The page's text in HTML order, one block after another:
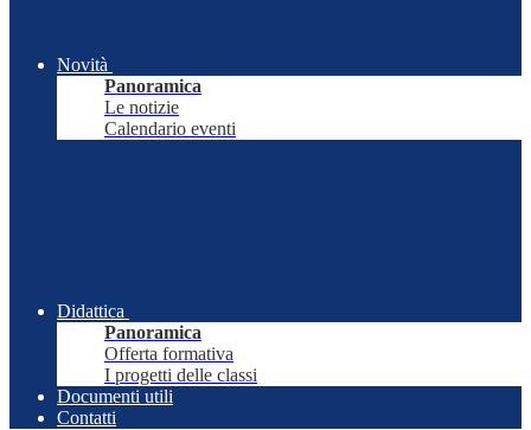
Novità
Panoramica
Le notizie
Calendario eventi
Didattica
Panoramica
Offerta formativa
I progetti delle classi
Documenti utili
Contatti